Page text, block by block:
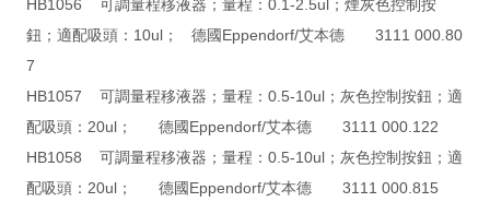
HB1056 可調量程移液器；量程：0.1-2.5ul；煙灰色控制按
鈕；適配吸頭：10ul； 德國Eppendorf/艾本德 3111 000.80
7
HB1057 可調量程移液器；量程：0.5-10ul；灰色控制按鈕；適
配吸頭：20ul； 德國Eppendorf/艾本德 3111 000.122
HB1058 可調量程移液器；量程：0.5-10ul；灰色控制按鈕；適
配吸頭：20ul； 德國Eppendorf/艾本德 3111 000.815